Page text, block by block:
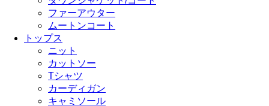
ファーアウター
ムートンコート
トップス
ニット
カットソー
Tシャツ
カーディガン
キャミソール